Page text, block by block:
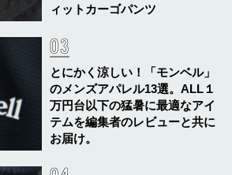
ィットカーゴパンツ
とにかく涼しい！「モンベル」
のメンズアパレル13選。ALL１
万円台以下の猛暑に最適なアイ
テムを編集者のレビューと共に
お届け。